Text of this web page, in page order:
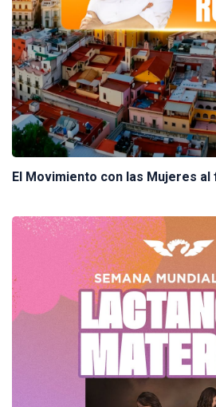
El Movimiento con las Mujeres